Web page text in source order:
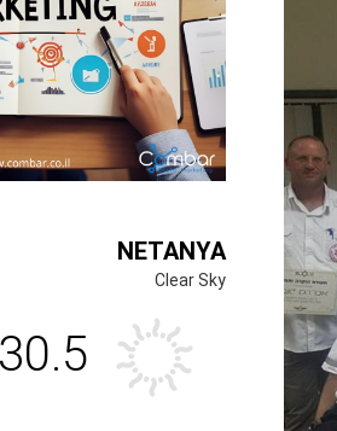
NETANYA
Clear Sky
30.5